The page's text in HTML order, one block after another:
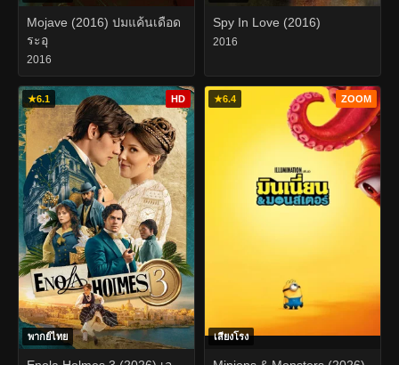
Mojave (2016) ปมแค้นเดือด
ระอุ
2016
Spy In Love (2016)
2016
★6.1 HD
พากย์ไทย
★6.4 ZOOM
เสียงโรง